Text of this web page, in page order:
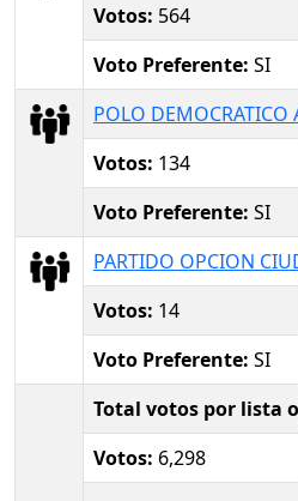
Votos: 564
Voto Preferente: SI
POLO DEMOCRATICO
Votos: 134
Voto Preferente: SI
PARTIDO OPCION
Votos: 14
Voto Preferente: SI
Total votos por lista
Votos: 6,298